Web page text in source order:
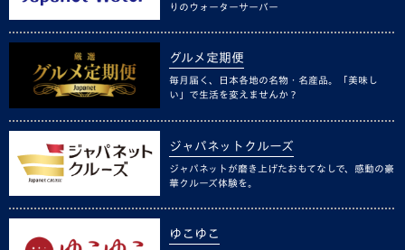
りのウォーターサーバー
グルメ定期便
毎月届く、日本各地の名物・名産品。「美味し
い」で生活を変えませんか？
ジャパネットクルーズ
ジャパネットが磨き上げたおもてなしで、感動の豪
華クルーズ体験を。
ゆこゆこ